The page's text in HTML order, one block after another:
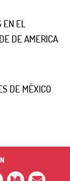
EN EL
DE AMERICA
DE MÉXICO